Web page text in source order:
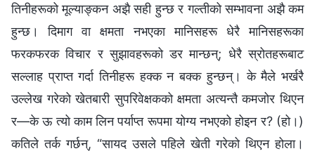
तिनीहरूको मूल्याङ्कन अझै सही हुन्छ र गल्तीको सम्भावना अझै कम
हुन्छ। दिमाग वा क्षमता नभएका मानिसहरू धेरै मानिसहरूका
फरकफरक विचार र सुझावहरूको डर मान्छन्; धेरै स्रोतहरूबाट
सल्लाह प्राप्त गर्दा तिनीहरू हक्क न बक्क हुन्छन्। के मैले भर्खरै
उल्लेख गरेको खेतबारी सुपरिवेक्षकको क्षमता अत्यन्तै कमजोर थिएन
र—के ऊ त्यो काम लिन पर्याप्त रूपमा योग्य नभएको होइन र? (हो।)
कतिले तर्क गर्छन्, “सायद उसले पहिले खेती गरेको थिएन होला।